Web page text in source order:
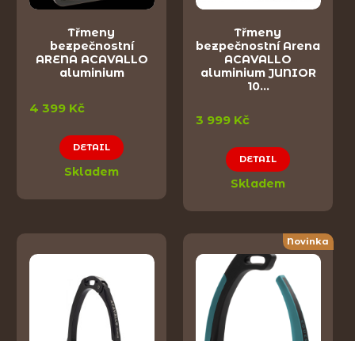
Třmeny
bezpečnostní
ARENA ACAVALLO
aluminium
4 399 Kč
DETAIL
Skladem
Třmeny
bezpečnostní Arena
ACAVALLO
aluminium JUNIOR
10…
3 999 Kč
DETAIL
Skladem
Novinka